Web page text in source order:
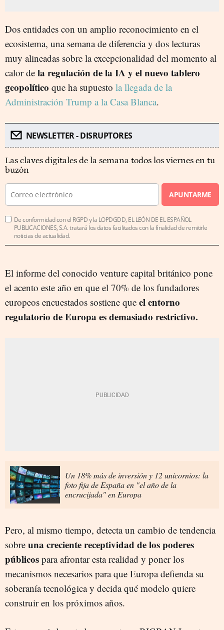
Dos entidades con un amplio reconocimiento en el
ecosistema, una semana de diferencia y dos lecturas
muy alineadas sobre la excepcionalidad del momento al
calor de la regulación de la IA y el nuevo tablero
geopolítico que ha supuesto la llegada de la
Administración Trump a la Casa Blanca.
NEWSLETTER - DISRUPTORES
Las claves digitales de la semana todos los viernes en tu
buzón
APUNTARME
De conformidad con el RGPD y la LOPDGDD, EL LEÓN DE EL ESPAÑOL
PUBLICACIONES, S.A. tratará los datos facilitados con la finalidad de remitirle
noticias de actualidad.
El informe del conocido venture capital británico pone
el acento este año en que el 70% de los fundadores
europeos encuestados sostiene que el entorno
regulatorio de Europa es demasiado restrictivo.
Un 18% más de inversión y 12 unicornios: la
foto fija de España en "el año de la
encrucijada" en Europa
Pero, al mismo tiempo, detecta un cambio de tendencia
sobre una creciente receptividad de los poderes
públicos para afrontar esta realidad y poner los
mecanismos necesarios para que Europa defienda su
soberanía tecnológica y decida qué modelo quiere
construir en los próximos años.